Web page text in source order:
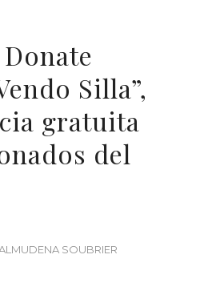
Silla”,
gratuita
del
SOUBRIER